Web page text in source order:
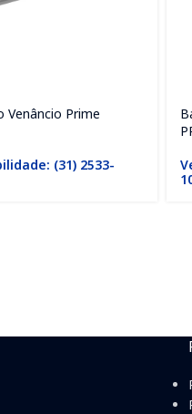
Venâncio Prime
(31) 2533-